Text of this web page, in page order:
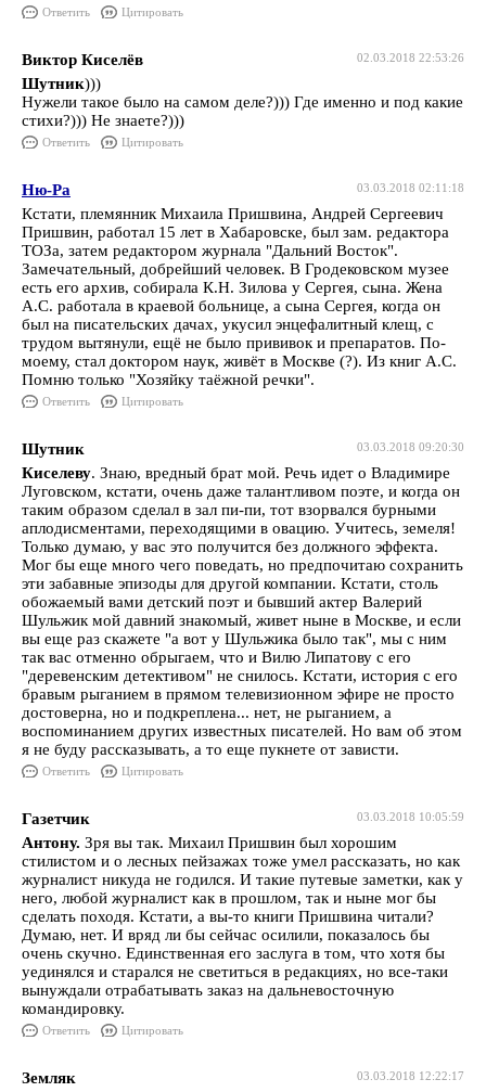
Ответить Цитировать
02.03.2018 22:53:26
Виктор Киселёв
Шутник)))
Нужели такое было на самом деле?))) Где именно и под какие
стихи?))) Не знаете?)))
Ответить Цитировать
03.03.2018 02:11:18
Ню-Ра
Кстати, племянник Михаила Пришвина, Андрей Сергеевич
Пришвин, работал 15 лет в Хабаровске, был зам. редактора
ТОЗа, затем редактором журнала "Дальний Восток".
Замечательный, добрейший человек. В Гродековском музее
есть его архив, собирала К.Н. Зилова у Сергея, сына. Жена
А.С. работала в краевой больнице, а сына Сергея, когда он
был на писательских дачах, укусил энцефалитный клещ, с
трудом вытянули, ещё не было прививок и препаратов. По-
моему, стал доктором наук, живёт в Москве (?). Из книг А.С.
Помню только "Хозяйку таёжной речки".
Ответить Цитировать
03.03.2018 09:20:30
Шутник
Киселеву. Знаю, вредный брат мой. Речь идет о Владимире
Луговском, кстати, очень даже талантливом поэте, и когда он
таким образом сделал в зал пи-пи, тот взорвался бурными
аплодисментами, переходящими в овацию. Учитесь, земеля!
Только думаю, у вас это получится без должного эффекта.
Мог бы еще много чего поведать, но предпочитаю сохранить
эти забавные эпизоды для другой компании. Кстати, столь
обожаемый вами детский поэт и бывший актер Валерий
Шульжик мой давний знакомый, живет ныне в Москве, и если
вы еще раз скажете "а вот у Шульжика было так", мы с ним
так вас отменно обрыгаем, что и Вилю Липатову с его
"деревенским детективом" не снилось. Кстати, история с его
бравым рыганием в прямом телевизионном эфире не просто
достоверна, но и подкреплена... нет, не рыганием, а
воспоминанием других известных писателей. Но вам об этом
я не буду рассказывать, а то еще пукнете от зависти.
Ответить Цитировать
03.03.2018 10:05:59
Газетчик
Антону. Зря вы так. Михаил Пришвин был хорошим
стилистом и о лесных пейзажах тоже умел рассказать, но как
журналист никуда не годился. И такие путевые заметки, как у
него, любой журналист как в прошлом, так и ныне мог бы
сделать походя. Кстати, а вы-то книги Пришвина читали?
Думаю, нет. И вряд ли бы сейчас осилили, показалось бы
очень скучно. Единственная его заслуга в том, что хотя бы
уединялся и старался не светиться в редакциях, но все-таки
вынуждали отрабатывать заказ на дальневосточную
командировку.
Ответить Цитировать
03.03.2018 12:22:17
Земляк